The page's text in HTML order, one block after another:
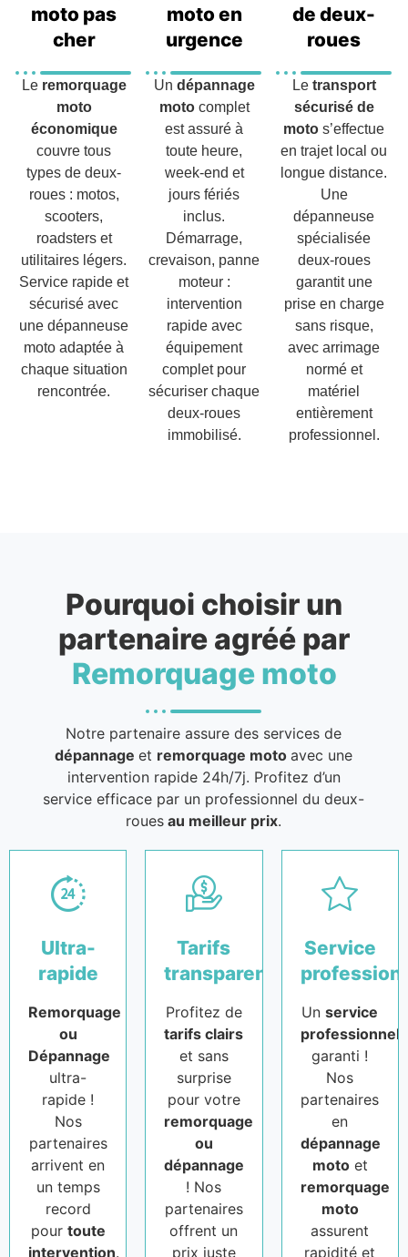
moto pas
cher
Le remorquage
moto
économique
couvre tous
types de deux-
roues : motos,
scooters,
roadsters et
utilitaires légers.
Service rapide et
sécurisé avec
une dépanneuse
moto adaptée à
chaque situation
rencontrée.
moto en
urgence
Un dépannage
motocomplet
est assuré à
toute heure,
week-end et
jours fériés
inclus.
Démarrage,
crevaison, panne
moteur :
intervention
rapide avec
équipement
complet pour
sécuriser chaque
deux-roues
immobilisé.
de deux-
roues
Le transport
sécurisé de
moto s’effectue
en trajet local ou
longue distance.
Une
dépanneuse
spécialisée
deux-roues
garantit une
prise en charge
sans risque,
avec arrimage
normé et
matériel
entièrement
professionnel.
Pourquoi choisir un
partenaire agréé par
Remorquage moto
Notre partenaire assure des services de
dépannageet remorquage motoavec une
intervention rapide 24h/7j. Profitez d’un
service efficace par un professionnel du deux-
roues au meilleur prix.
Ultra-
rapide
Remorquage
ou
Dépannage
ultra-
rapide !
Nos
partenaires
arrivent en
un temps
record
pour toute
intervention.
Tarifs
transparents
Profitez de
tarifs clairs
et sans
surprise
pour votre
remorquage
ou
dépannage
! Nos
partenaires
offrent un
prix juste
Service
Unservice
professionnel
garanti !
Nos
partenaires
en
dépannage
motoet
remorquage
moto
assurent
rapidité et